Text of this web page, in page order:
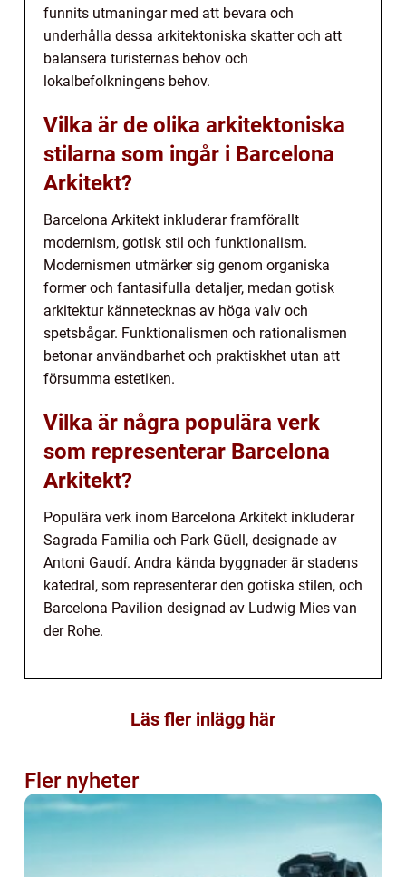
funnits utmaningar med att bevara och
underhålla dessa arkitektoniska skatter och att
balansera turisternas behov och
lokalbefolkningens behov.
Vilka är de olika arkitektoniska
stilarna som ingår i Barcelona
Arkitekt?
Barcelona Arkitekt inkluderar framförallt
modernism, gotisk stil och funktionalism.
Modernismen utmärker sig genom organiska
former och fantasifulla detaljer, medan gotisk
arkitektur kännetecknas av höga valv och
spetsbågar. Funktionalismen och rationalismen
betonar användbarhet och praktiskhet utan att
försumma estetiken.
Vilka är några populära verk
som representerar Barcelona
Arkitekt?
Populära verk inom Barcelona Arkitekt inkluderar
Sagrada Familia och Park Güell, designade av
Antoni Gaudí. Andra kända byggnader är stadens
katedral, som representerar den gotiska stilen, och
Barcelona Pavilion designad av Ludwig Mies van
der Rohe.
Läs fler inlägg här
Fler nyheter